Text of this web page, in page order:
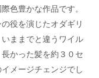
色豊かな作品です。
役を演じたオダギリ
ままでと違うワイル
かった髪を約３０セ
メージチェンジでし